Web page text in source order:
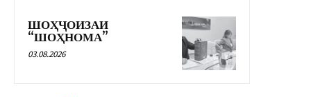
ШОҲҶОИЗАИ
“ШОҲНОМА”
03.08.2026